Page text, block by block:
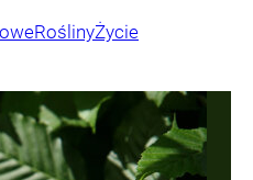
RoślinyŻycie